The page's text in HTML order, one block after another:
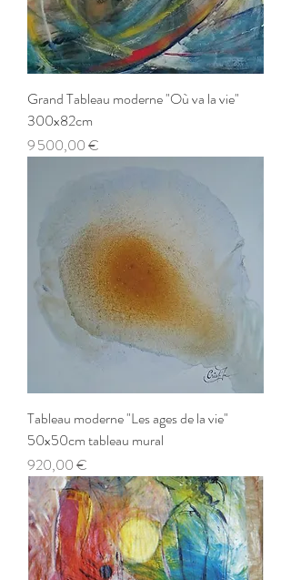
Grand Tableau moderne "Où va la vie"
300x82cm
Prix
9 500,00 €
Tableau moderne "Les ages de la vie"
50x50cm tableau mural
Prix
920,00 €